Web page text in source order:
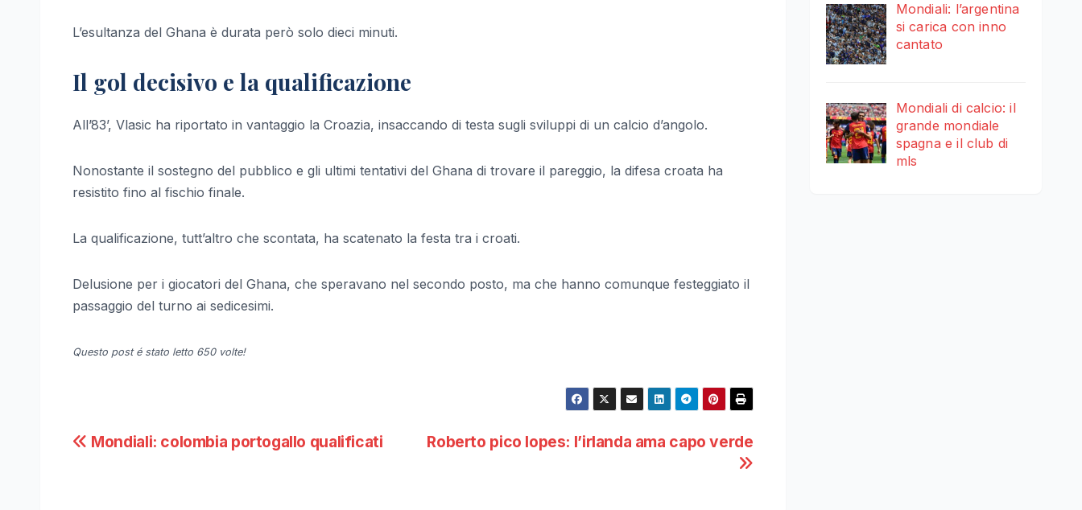
L’esultanza del Ghana è durata però solo dieci minuti.
Il gol decisivo e la qualificazione
All’83’, Vlasic ha riportato in vantaggio la Croazia, insaccando di testa sugli sviluppi di un calcio d’angolo.
Nonostante il sostegno del pubblico e gli ultimi tentativi del Ghana di trovare il pareggio, la difesa croata ha
resistito fino al fischio finale.
La qualificazione, tutt’altro che scontata, ha scatenato la festa tra i croati.
Delusione per i giocatori del Ghana, che speravano nel secondo posto, ma che hanno comunque festeggiato il
passaggio del turno ai sedicesimi.
Questo post é stato letto 650 volte!
Navigazione
Roberto pico lopes: l’irlanda ama capo verde
Mondiali: colombia portogallo qualificati
Mondiali: l’argentina
si carica con inno
cantato
Mondiali di calcio: il
grande mondiale
spagna e il club di
mls